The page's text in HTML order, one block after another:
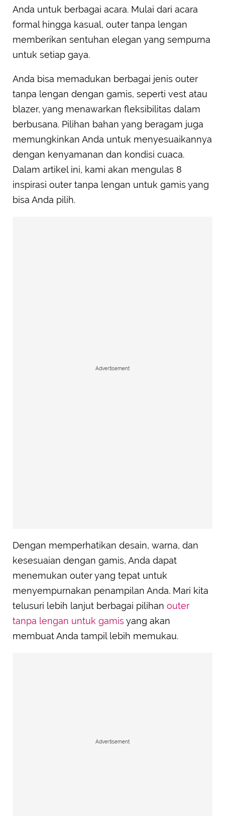
Anda untuk berbagai acara. Mulai dari acara
formal hingga kasual, outer tanpa lengan
memberikan sentuhan elegan yang sempurna
untuk setiap gaya.
Anda bisa memadukan berbagai jenis outer
tanpa lengan dengan gamis, seperti vest atau
blazer, yang menawarkan fleksibilitas dalam
berbusana. Pilihan bahan yang beragam juga
memungkinkan Anda untuk menyesuaikannya
dengan kenyamanan dan kondisi cuaca.
Dalam artikel ini, kami akan mengulas 8
inspirasi outer tanpa lengan untuk gamis yang
bisa Anda pilih.
Advertisement
Dengan memperhatikan desain, warna, dan
kesesuaian dengan gamis, Anda dapat
menemukan outer yang tepat untuk
menyempurnakan penampilan Anda. Mari kita
telusuri lebih lanjut berbagai pilihan outer
tanpa lengan untuk gamis yang akan
membuat Anda tampil lebih memukau.
Advertisement